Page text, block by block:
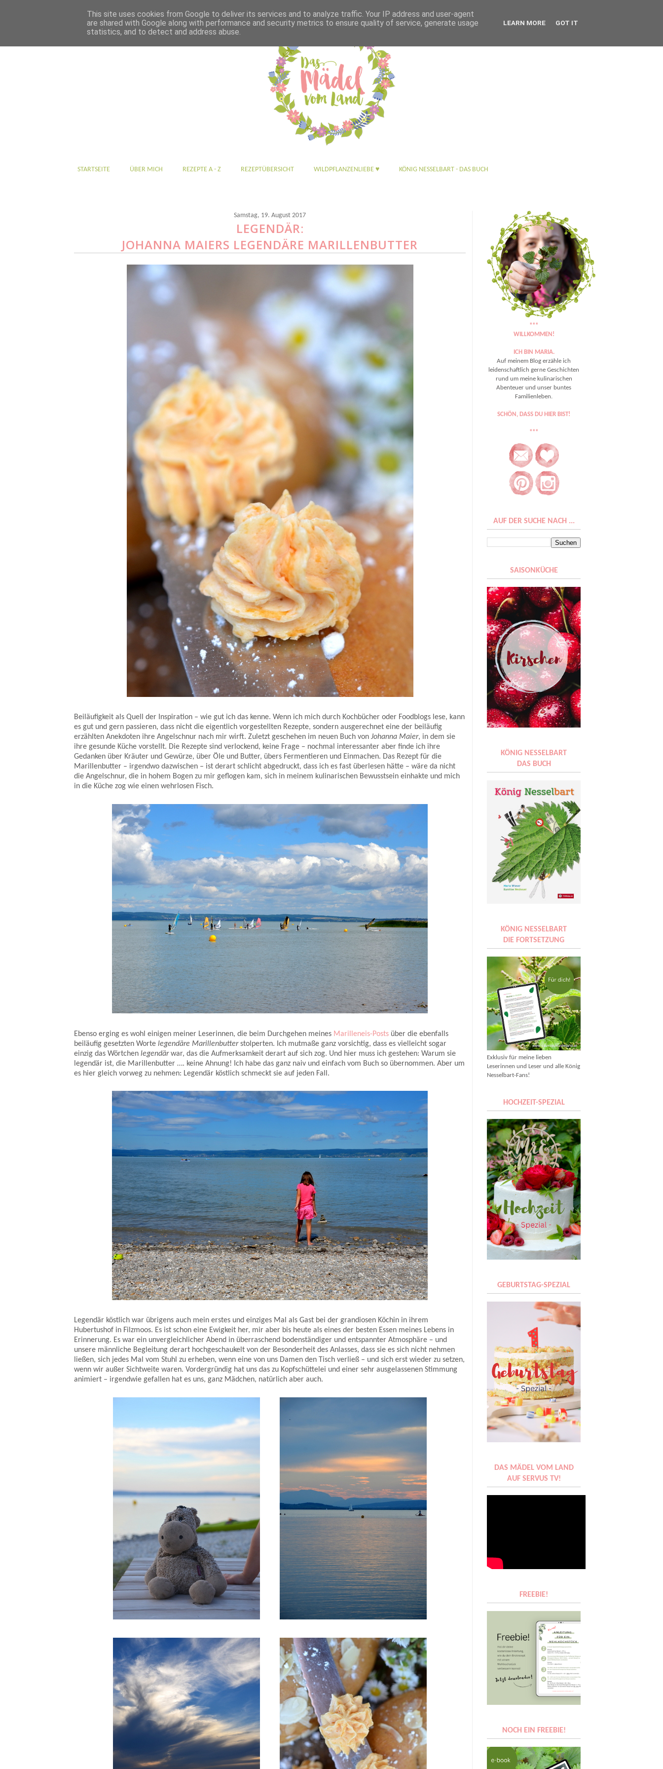
STARTSEITE ÜBER MICH REZEPTE A - Z REZEPTÜBERSICHT WILDPFLANZENLIEBE ♥ KÖNIG NESSELBART - DAS BUCH
Samstag, 19. August 2017
LEGENDÄR:
JOHANNA MAIERS LEGENDÄRE MARILLENBUTTER
Beiläufigkeit als Quell der Inspiration – wie gut ich das kenne. Wenn ich mich durch Kochbücher oder Foodblogs lese, kann
es gut und gern passieren, dass nicht die eigentlich vorgestellten Rezepte, sondern ausgerechnet eine der beiläufig
erzählten Anekdoten ihre Angelschnur nach mir wirft. Zuletzt geschehen im neuen Buch vonJohanna Maier, in dem sie
ihre gesunde Küche vorstellt. Die Rezepte sind verlockend, keine Frage – nochmal interessanter aber finde ich ihre
Gedanken über Kräuter und Gewürze, über Öle und Butter, übers Fermentieren und Einmachen. Das Rezept für die
Marillenbutter – irgendwo dazwischen – ist derart schlicht abgedruckt, dass ich es fast überlesen hätte – wäre da nicht
die Angelschnur, die in hohem Bogen zu mir geflogen kam, sich in meinem kulinarischen Bewusstsein einhakte und mich
in die Küche zog wie einen wehrlosen Fisch.
Ebenso erging es wohl einigen meiner Leserinnen, die beim Durchgehen meines Marilleneis-Posts über die ebenfalls
beiläufig gesetzten Wortelegendäre Marillenbutterstolperten. Ich mutmaße ganz vorsichtig, dass es vielleicht sogar
einzig das Wörtchenlegendärwar, das die Aufmerksamkeit derart auf sich zog. Und hier muss ich gestehen: Warum sie
legendär ist, die Marillenbutter …. keine Ahnung! Ich habe das ganz naiv und einfach vom Buch so übernommen. Aber um
es hier gleich vorweg zu nehmen: Legendär köstlich schmeckt sie auf jeden Fall.
Legendär köstlich war übrigens auch mein erstes und einziges Mal als Gast bei der grandiosen Köchin in ihrem
Hubertushof in Filzmoos. Es ist schon eine Ewigkeit her, mir aber bis heute als eines der besten Essen meines Lebens in
Erinnerung. Es war ein unvergleichlicher Abend in überraschend bodenständiger und entspannter Atmosphäre – und
unsere männliche Begleitung derart hochgeschaukelt von der Besonderheit des Anlasses, dass sie es sich nicht nehmen
ließen, sich jedes Mal vom Stuhl zu erheben, wenn eine von uns Damen den Tisch verließ – und sich erst wieder zu setzen,
wenn wir außer Sichtweite waren. Vordergründig hat uns das zu Kopfschüttelei und einer sehr ausgelassenen Stimmung
animiert – irgendwie gefallen hat es uns, ganz Mädchen, natürlich aber auch.
***
WILLKOMMEN!
ICH BIN MARIA.
Auf meinem Blog erzähle ich
leidenschaftlich gerne Geschichten
rund um meine kulinarischen
Abenteuer und unser buntes
Familienleben.
SCHÖN, DASS DU HIER BIST!
***
AUF DER SUCHE NACH ...
SAISONKÜCHE
KÖNIG NESSELBART
DAS BUCH
KÖNIG NESSELBART
DIE FORTSETZUNG
Exklusiv für meine lieben
Leserinnen und Leser und alle König
Nesselbart-Fans!
HOCHZEIT-SPEZIAL
GEBURTSTAG-SPEZIAL
DAS MÄDEL VOM LAND
AUF SERVUS TV!
FREEBIE!
NOCH EIN FREEBIE!
This site uses cookies from Google to deliver its services and to analyze traffic. Your IP address and user-agent
are shared with Google along with performance and security metrics to ensure quality of service, generate usage
statistics, and to detect and address abuse.
LEARN MORE GOT IT